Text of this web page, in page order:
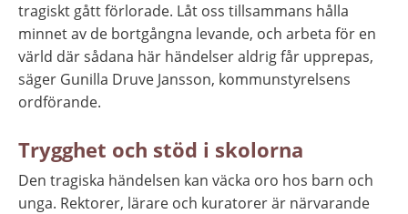
tragiskt gått förlorade. Låt oss tillsammans hålla
minnet av de bortgångna levande, och arbeta för en
värld där sådana här händelser aldrig får upprepas,
säger Gunilla Druve Jansson, kommunstyrelsens
ordförande.
Trygghet och stöd i skolorna
Den tragiska händelsen kan väcka oro hos barn och
unga. Rektorer, lärare och kuratorer är närvarande